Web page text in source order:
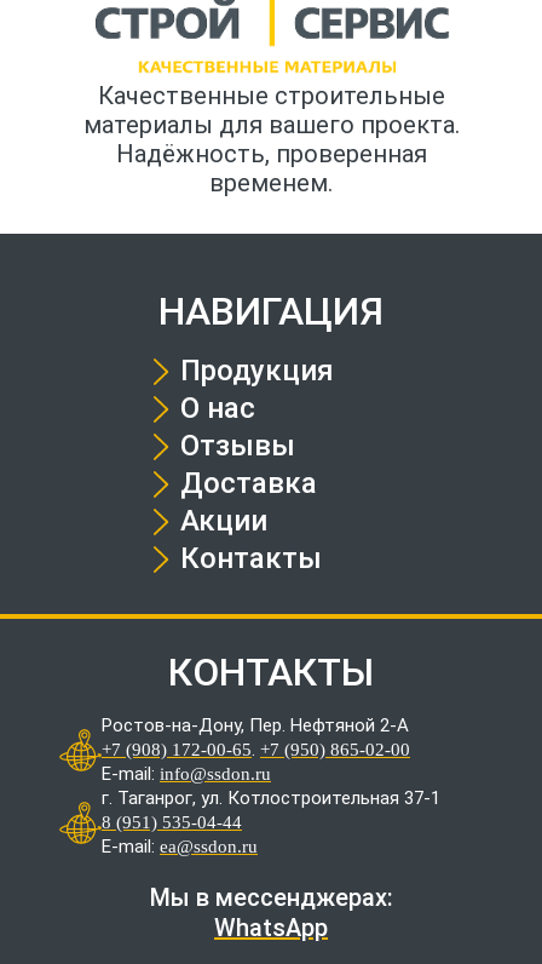
Качественные строительные
материалы для вашего проекта.
Надёжность, проверенная
временем.
НАВИГАЦИЯ
Продукция
О нас
Отзывы
Доставка
Акции
Контакты
КОНТАКТЫ
Ростов-на-Дону, Пер. Нефтяной 2-А
+7 (908) 172-00-65. +7 (950) 865-02-00
E-mail: info@ssdon.ru
г. Таганрог, ул. Котлостроительная 37-1
8 (951) 535-04-44
E-mail: ea@ssdon.ru
Мы в мессенджерах:
WhatsApp